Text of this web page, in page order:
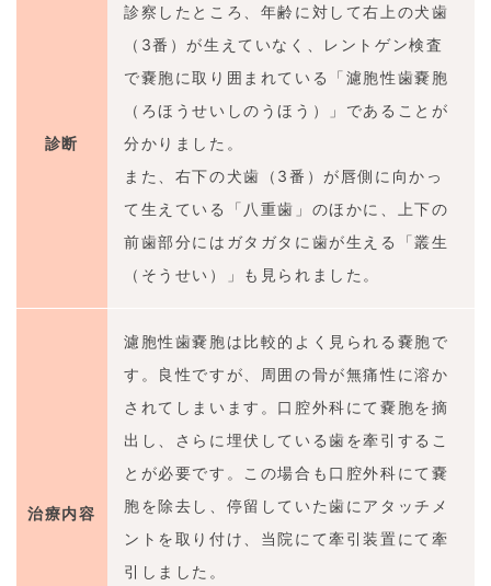
診断
診察したところ、年齢に対して右上の犬歯
（3番）が生えていなく、レントゲン検査
で嚢胞に取り囲まれている「濾胞性歯嚢胞
（ろほうせいしのうほう）」であることが
分かりました。
また、右下の犬歯（3番）が唇側に向かっ
て生えている「八重歯」のほかに、上下の
前歯部分にはガタガタに歯が生える「叢生
（そうせい）」も見られました。
治療内容
濾胞性歯嚢胞は比較的よく見られる嚢胞で
す。良性ですが、周囲の骨が無痛性に溶か
されてしまいます。口腔外科にて嚢胞を摘
出し、さらに埋伏している歯を牽引するこ
とが必要です。この場合も口腔外科にて嚢
胞を除去し、停留していた歯にアタッチメ
ントを取り付け、当院にて牽引装置にて牽
引しました。